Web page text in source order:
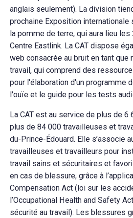
anglais seulement). La division
prochaine Exposition internationale
la pomme de terre, qui aura lieu
Centre Eastlink. La CAT dispose
web consacrée au bruit en tant que
travail, qui comprend des
pour l'élaboration d'un programme
l'ouïe et le guide pour les tests
La CAT est au service de plus de
plus de 84 000 travailleuses et
du-Prince-Édouard. Elle s’associe
travailleuses et travailleurs pour
travail sains et sécuritaires et
en cas de blessure, grâce à
Compensation Act (loi sur les
l’Occupational Health and Safety
sécurité au travail). Les blessures